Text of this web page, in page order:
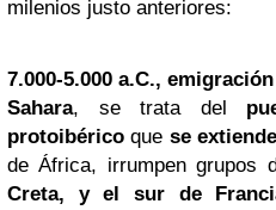
milenios justo anteriores:
7.000-5.000 a.C.,
Sahara, se trata del
protoibérico que se
de África, irrumpen grupos
Creta, y el sur de